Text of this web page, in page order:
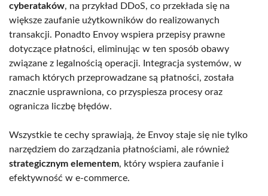
cyberataków, na przykład DDoS, co przekłada się na
większe zaufanie użytkowników do realizowanych
transakcji. Ponadto Envoy wspiera przepisy prawne
dotyczące płatności, eliminując w ten sposób obawy
związane z legalnością operacji. Integracja systemów, w
ramach których przeprowadzane są płatności, została
znacznie usprawniona, co przyspiesza procesy oraz
ogranicza liczbę błędów.
Wszystkie te cechy sprawiają, że Envoy staje się nie tylko
narzędziem do zarządzania płatnościami, ale również
strategicznym elementem, który wspiera zaufanie i
efektywność w e-commerce.